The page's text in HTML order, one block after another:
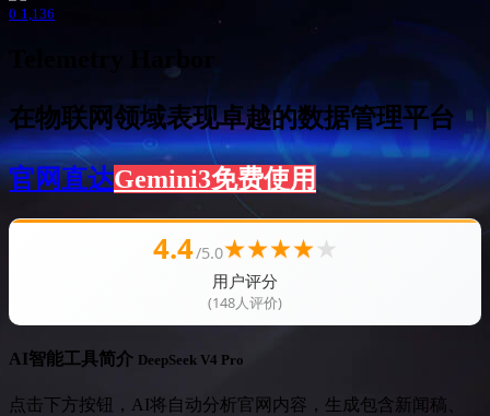
0 1,136
Telemetry Harbor
在物联网领域表现卓越的数据管理平台
官网直达Gemini3免费使用
4.4/5.0★★★★★
用户评分
(148人评价)
AI智能工具简介 DeepSeek V4 Pro
点击下方按钮，AI将自动分析官网内容，生成包含新闻稿、